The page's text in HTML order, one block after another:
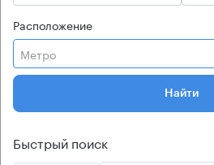
Расположение
Метро
Найти
Быстрый поиск